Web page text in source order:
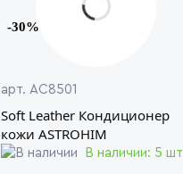
-30%
арт. AC8501
Soft Leather Кондиционер
кожи ASTROHIM
В наличии: 5 шт